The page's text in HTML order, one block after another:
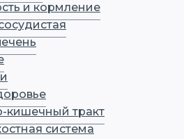
и кормление
кишечный тракт
система